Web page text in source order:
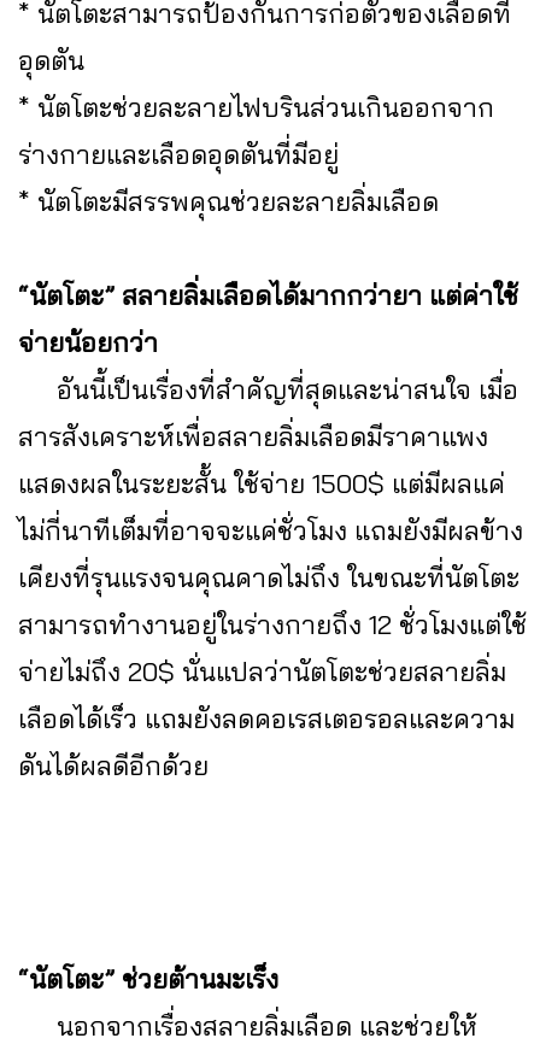
* นัตโตะสามารถป้องกันการก่อตัวของเลือดที่
อุดตัน
* นัตโตะช่วยละลายไฟบรินส่วนเกินออกจาก
ร่างกายและเลือดอุดตันที่มีอยู่
* นัตโตะมีสรรพคุณช่วยละลายลิ่มเลือด
“นัตโตะ” สลายลิ่มเลือดได้มากกว่ายา แต่ค่าใช้
จ่ายน้อยกว่า
อันนี้เป็นเรื่องที่สำคัญที่สุดและน่าสนใจ เมื่อ
สารสังเคราะห์เพื่อสลายลิ่มเลือดมีราคาแพง
แสดงผลในระยะสั้น ใช้จ่าย 1500$ แต่มีผลแค่
ไม่กี่นาทีเต็มที่อาจจะแค่ชั่วโมง แถมยังมีผลข้าง
เคียงที่รุนแรงจนคุณคาดไม่ถึง ในขณะที่นัตโตะ
สามารถทำงานอยู่ในร่างกายถึง 12 ชั่วโมงแต่ใช้
จ่ายไม่ถึง 20$ นั่นแปลว่านัตโตะช่วยสลายลิ่ม
เลือดได้เร็ว แถมยังลดคอเรสเตอรอลและความ
ดันได้ผลดีอีกด้วย
“นัตโตะ” ช่วยต้านมะเร็ง
นอกจากเรื่องสลายลิ่มเลือด และช่วยให้